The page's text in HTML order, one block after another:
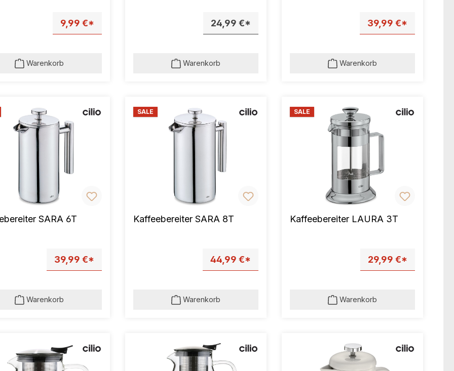
9,99 €*
Warenkorb
24,99 €*
Warenkorb
39,99 €*
Warenkorb
SARA 6T
39,99 €*
Warenkorb
SALE
Kaffeebereiter SARA 8T
44,99 €*
Warenkorb
SALE
Kaffeebereiter LAURA 3T
29,99 €*
Warenkorb